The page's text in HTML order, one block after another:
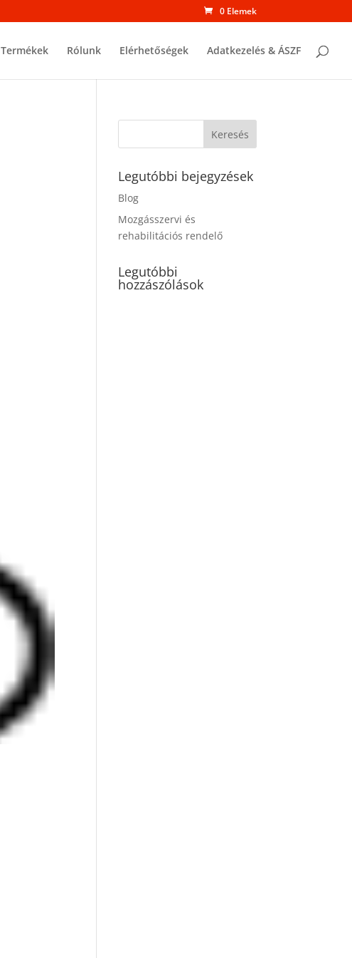
0 Elemek
Termékek Rólunk Elérhetőségek Adatkezelés & ÁSZF
Legutóbbi bejegyzések
Blog
Mozgásszervi és
rehabilitációs rendelő
Legutóbbi
hozzászólások